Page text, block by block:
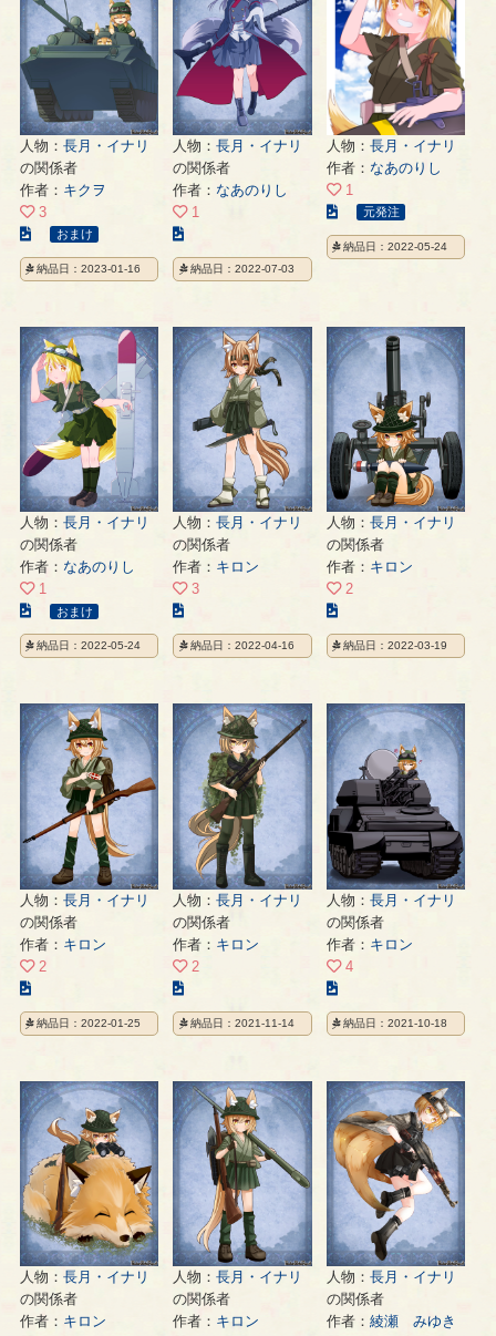
ジ
ー
ジ
ー
ジ
人物： 長月・イナリ
の関係者
作者： キクヲ
3
こ
の
イ
ト
の
ペ
ジ
おまけ
納品日：2023-01-16
人物：長月・イナリ
の関係者
作者：なあのりし
1
の
イ
ト
ジ
納品日：2022-07-03
人物： 長月・イナリ
作者： なあのりし
1
こ
の
イ
の
ー
元発注
納品日：2022-05-24
人物： 長月・イナリ
の関係者
作者： なあのりし
1
こ
の
イ
ト
ペ
ジ
おまけ
納品日：2022-05-24
人物：長月・イナリ
の関係者
作者： キロン
3
の
イ
ト
ー
ジ
納品日：2022-04-16
人物： 長月・イナリ
の関係者
作者： キロン
2
の
イ
ト
ペ
ー
ジ
納品日：2022-03-19
人物： 長月・イナリ
の関係者
作者： キロン
2
の
イ
ト
の
ペ
ー
ジ
納品日：2022-01-25
人物：長月・イナリ
の関係者
作者： キロン
2
の
イ
ト
ジ
納品日：2021-11-14
人物： 長月・イナリ
の関係者
作者： キロン
4
の
イ
ト
の
ペ
ー
ジ
納品日：2021-10-18
人物： 長月・イナリ
の関係者
作者： キロン
人物：長月・イナリ
の関係者
作者： キロン
人物： 長月・イナリ
の関係者
作者： 綾瀬 みゆき